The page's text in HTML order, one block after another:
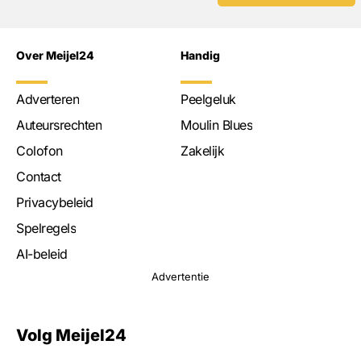
Over Meijel24
Adverteren
Auteursrechten
Colofon
Contact
Privacybeleid
Spelregels
AI-beleid
Handig
Peelgeluk
Moulin Blues
Zakelijk
Advertentie
Volg Meijel24